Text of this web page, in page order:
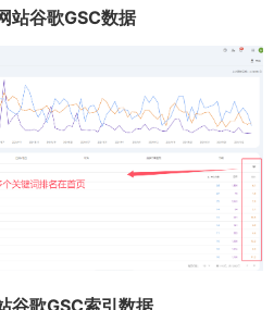
站谷歌GSC数据